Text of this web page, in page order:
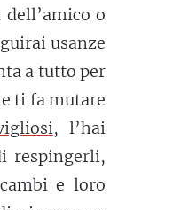
o
usanze
a tutto per
ti fa mutare
, l’hai
respingerli,
e loro